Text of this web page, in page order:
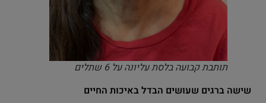
תותבת קבועה בלסת עליונה על 6 שתלים
שישה ברגים שעושים הבדל באיכות החיים